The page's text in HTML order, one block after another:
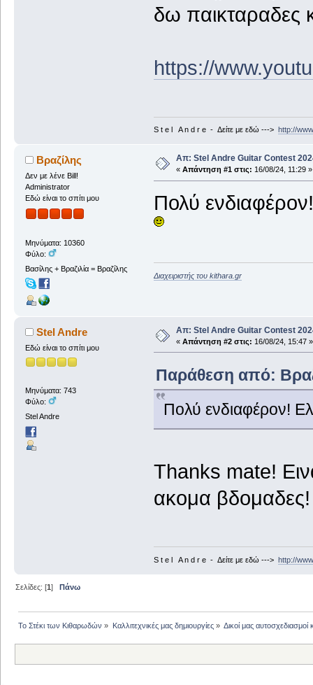
δω παικταραδες
https://
S t e l A n d r e - Δείτε με εδώ ---> http://
Βραζίλης
Δεν με λένε Bill!
Administrator
Εδώ είναι το σπίτι μου
Μηνύματα: 10360
Φύλο:
Βασίλης + Βραζιλία = Βραζίλης
Απ: Stel Andre Guitar Contest
« Απάντηση #1 στις: 16/08/24, 11:29 »
Πολύ
Διαχειριστής του kithara.gr
Stel Andre
Εδώ είναι το σπίτι μου
Μηνύματα: 743
Φύλο:
Stel Andre
Απ: Stel Andre Guitar Contest
« Απάντηση #2 στις: 16/08/24, 15:47 »
Παράθεση από:
Πολύ ενδιαφέρον!
Thanks mate!
ακομα
S t e l A n d r e - Δείτε με εδώ ---> http://
Σελίδες: [1]Πάνω
Το Στέκι των Κιθαρωδών » Καλλιτεχνικές μας δημιουργίες» Δικοί μας αυτοσχεδιασμοί